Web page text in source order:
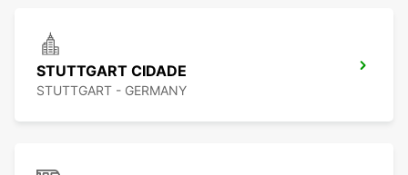
STUTTGART CIDADE
STUTTGART - GERMANY